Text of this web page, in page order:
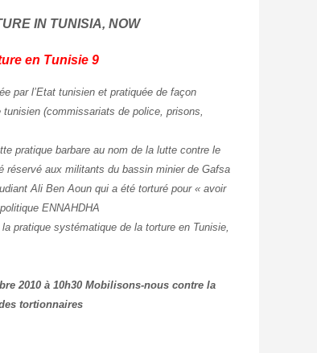
IN TUNISIA, NOW !
9 Décembre 2010 Ensemble contre la torture en Tunisie
par l’Etat tunisien et pratiquée de façon
(commissariats de police, prisons,
pratique barbare au nom de la lutte contre le
réservé aux militants du bassin minier de Gafsa
Ali Ben Aoun qui a été torturé pour « avoir
ENNAHDHA.
pratique systématique de la torture en Tunisie,
2010 à 10h30Mobilisons-nous contre la
tortionnaires